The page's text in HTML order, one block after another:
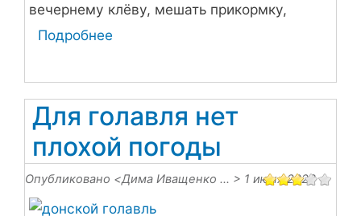
вечернему клёву, мешать прикормку,
собирать снасть! В 17 :00 наши удочки уже
Подробнее
снова
Нижний
Уфалей
Для голавля нет
плохой погоды
Опубликовано <Дима Иващенко … > 1 июня 2023